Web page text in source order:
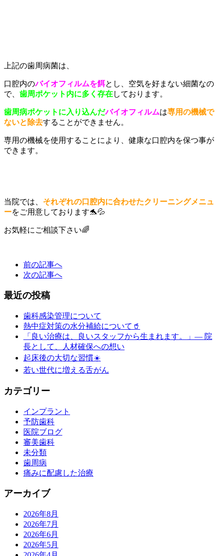
上記の歯周病菌は、
口腔内のバイオフィルムを餌とし、空気を好まない細菌なの
で、 歯周ポケット内に多く存在しております。
歯周病ポケットに入り込んだバイオフィルムは専用の機械で
ないと除去することができません。
専用の機械を使用することにより、健康な口腔内を保つ事が
できます。
当院では、 それぞれの口腔内に合わせたクリーニングメニュ
ーをご用意しております🐬💦
お気軽にご相談下さい🌈
前の記事へ
次の記事へ
最近の投稿
歯科感染管理について
熱中症対策の水分補給について🥤
「良い治療は、良いスタッフから生まれます。」― 院
長として、人材確保への想い
起床後の大切な習慣☀️
若い世代に増える舌がん
カテゴリー
インプラント
予防歯科
医院ブログ
審美歯科
未分類
歯周病
痛みに配慮した治療
アーカイブ
2026年8月
2026年7月
2026年6月
2026年5月